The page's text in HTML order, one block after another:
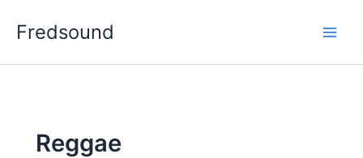
Fredsound
Reggae